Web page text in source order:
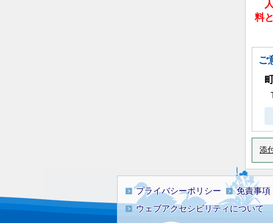
料
ご
添
プライバシーポリシー 免責事項
ウェブアクセシビリティについて